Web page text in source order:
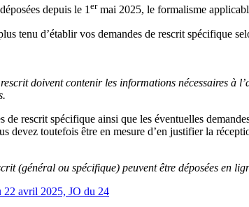
depuis le 1ermai 2025, le formalisme
tenu d’établir vos demandes de rescrit spécifique
rescrit doivent contenir les informations nécessaires à
de rescrit spécifique ainsi que les éventuelles
devez toutefois être en mesure d’en justifier la
(général ou spécifique) peuvent être déposées en
22 avril 2025, JO du 24